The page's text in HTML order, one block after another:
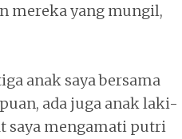
mereka yang mungil,
anak saya bersama
ada juga anak laki-
saya mengamati putri